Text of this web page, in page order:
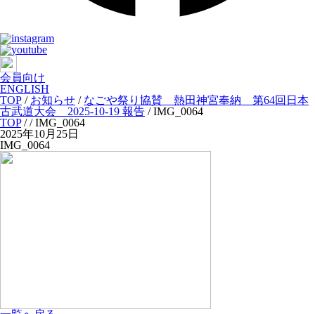
会員向け
ENGLISH
TOP / お知らせ / なごや祭り協賛 熱田神宮奉納 第64回日本
古武道大会 2025-10-19 報告 /IMG_0064
TOP// IMG_0064
2025年10月25日
IMG_0064